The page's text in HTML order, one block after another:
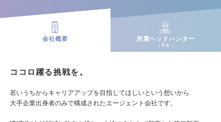
会社概要 所属ヘッドハンター
5 名
ココロ躍る挑戦を。
若いうちからキャリアアップを目指してほしいという想いから
大手企業出身者のみで構成されたエージェント会社です。